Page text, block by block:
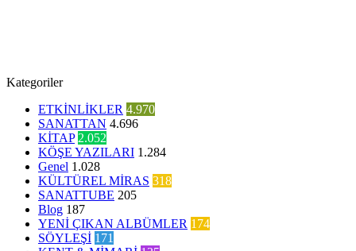
Kategoriler
ETKİNLİKLER 4.970
SANATTAN 4.696
KİTAP 2.052
KÖŞE YAZILARI 1.284
Genel 1.028
KÜLTÜREL MİRAS 318
SANATTUBE 205
Blog 187
YENİ ÇIKAN ALBÜMLER 174
SÖYLEŞİ 171